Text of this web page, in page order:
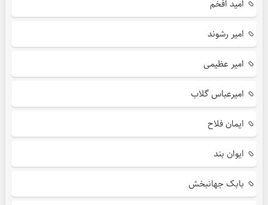
امید افخم
امیر رشوند
امیر عظیمی
امیرعباس گلاب
ایمان فلاح
ایوان بند
بابک جهانبخش